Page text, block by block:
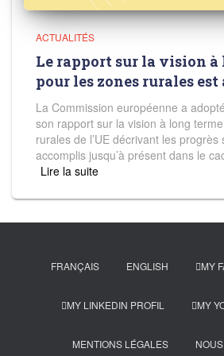
ACTUALITÉS
Le rapport sur la vision à
pour les zones rurales est
La Commission européenne a
son rapport sur la vision à long
rurales de l’UE décrivant les progrès
accomplis jusqu’à présent dans le
Read more
FRANÇAIS ENGLISH MY
MY LINKEDIN PROFIL MY
MENTIONS LÉGALES